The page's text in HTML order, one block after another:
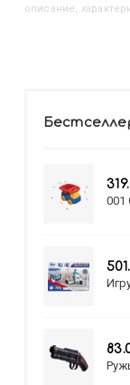
описание,
001